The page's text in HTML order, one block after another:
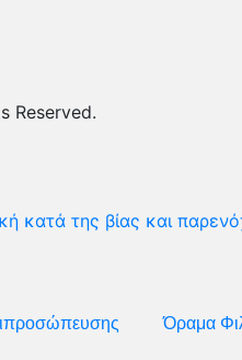
Reserved.
κατά της βίας και
Όραμα